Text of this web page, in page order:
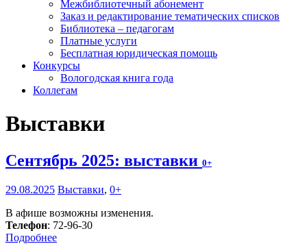
Межбиблиотечный абонемент
Заказ и редактирование тематических списков
Библиотека – педагогам
Платные услуги
Бесплатная юридическая помощь
Конкурсы
Вологодская книга года
Коллегам
Выставки
Сентябрь 2025: выставки 0+
29.08.2025 Выставки, 0+
В афише возможны изменения.
Телефон: 72-96-30
Подробнее